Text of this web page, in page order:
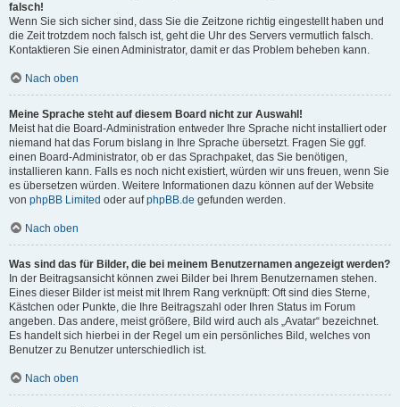
falsch!
Wenn Sie sich sicher sind, dass Sie die Zeitzone richtig eingestellt haben und
die Zeit trotzdem noch falsch ist, geht die Uhr des Servers vermutlich falsch.
Kontaktieren Sie einen Administrator, damit er das Problem beheben kann.
Nach oben
Meine Sprache steht auf diesem Board nicht zur Auswahl!
Meist hat die Board-Administration entweder Ihre Sprache nicht installiert oder
niemand hat das Forum bislang in Ihre Sprache übersetzt. Fragen Sie ggf.
einen Board-Administrator, ob er das Sprachpaket, das Sie benötigen,
installieren kann. Falls es noch nicht existiert, würden wir uns freuen, wenn Sie
es übersetzen würden. Weitere Informationen dazu können auf der Website
von phpBB Limited oder aufphpBB.de gefunden werden.
Nach oben
Was sind das für Bilder, die bei meinem Benutzernamen angezeigt werden?
In der Beitragsansicht können zwei Bilder bei Ihrem Benutzernamen stehen.
Eines dieser Bilder ist meist mit Ihrem Rang verknüpft: Oft sind dies Sterne,
Kästchen oder Punkte, die Ihre Beitragszahl oder Ihren Status im Forum
angeben. Das andere, meist größere, Bild wird auch als „Avatar“ bezeichnet.
Es handelt sich hierbei in der Regel um ein persönliches Bild, welches von
Benutzer zu Benutzer unterschiedlich ist.
Nach oben